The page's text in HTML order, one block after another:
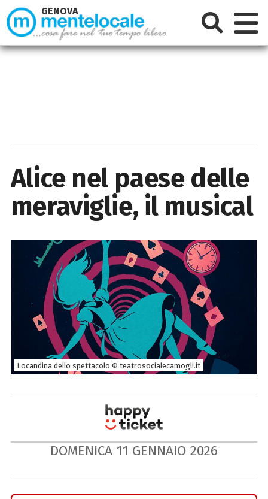
Alice nel paese delle
meraviglie, il musical
Locandina dello spettacolo © teatrosocialecamogli.it
DOMENICA 11 GENNAIO 2026
GENOVA